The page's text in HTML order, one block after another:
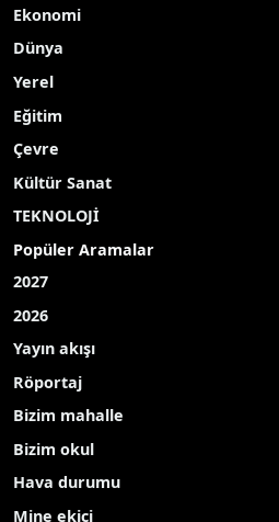
Ekonomi
Dünya
Yerel
Eğitim
Çevre
Kültür Sanat
TEKNOLOJİ
Popüler Aramalar
2027
2026
Yayın akışı
Röportaj
Bizim mahalle
Bizim okul
Hava durumu
Mine ekici